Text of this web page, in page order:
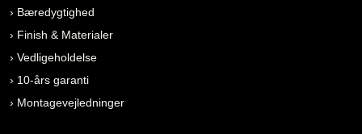
› Bæredygtighed
› Finish & Materialer
› Vedligeholdelse
› 10-års garanti
› Montagevejledninger